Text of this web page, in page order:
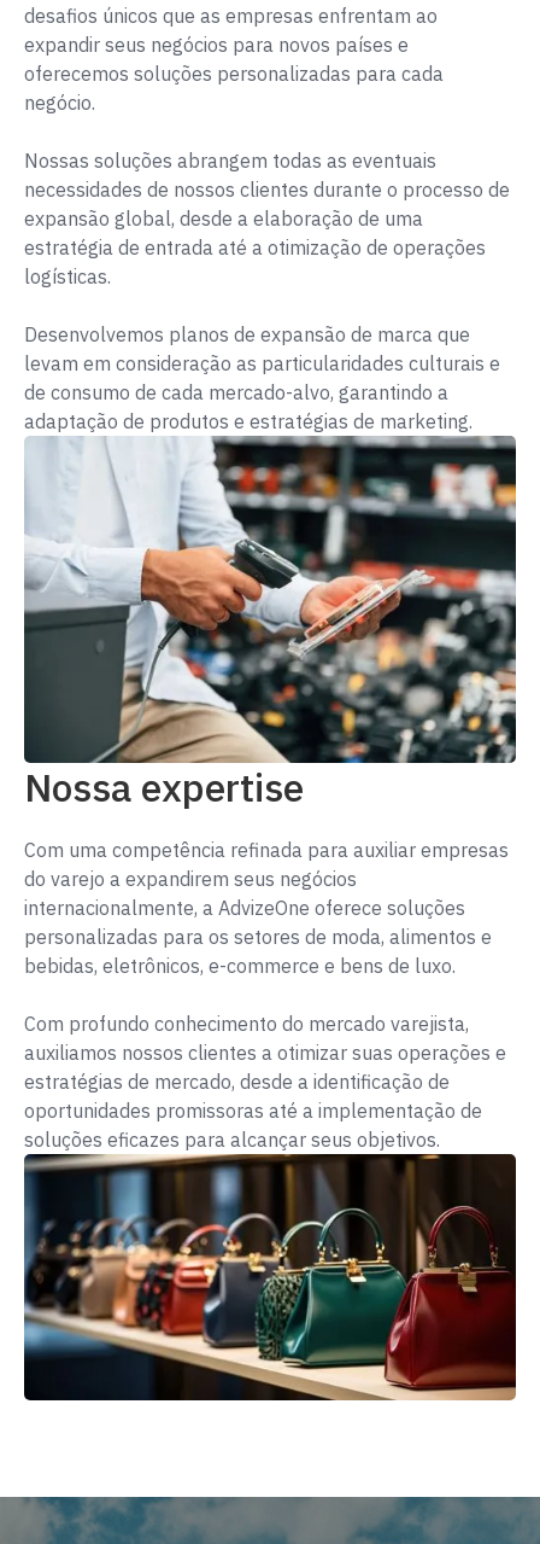
desafios únicos que as empresas enfrentam ao
expandir seus negócios para novos países e
oferecemos soluções personalizadas para cada
negócio.
Nossas soluções abrangem todas as eventuais
necessidades de nossos clientes durante o processo de
expansão global, desde a elaboração de uma
estratégia de entrada até a otimização de operações
logísticas.
Desenvolvemos planos de expansão de marca que
levam em consideração as particularidades culturais e
de consumo de cada mercado-alvo, garantindo a
adaptação de produtos e estratégias de marketing.
Nossa expertise
Com uma competência refinada para auxiliar empresas
do varejo a expandirem seus negócios
internacionalmente, a AdvizeOne oferece soluções
personalizadas para os setores de moda, alimentos e
bebidas, eletrônicos, e-commerce e bens de luxo.
Com profundo conhecimento do mercado varejista,
auxiliamos nossos clientes a otimizar suas operações e
estratégias de mercado, desde a identificação de
oportunidades promissoras até a implementação de
soluções eficazes para alcançar seus objetivos.